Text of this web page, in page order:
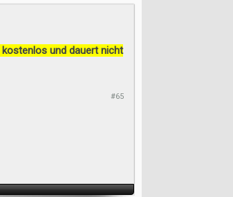
und dauert nicht
#65